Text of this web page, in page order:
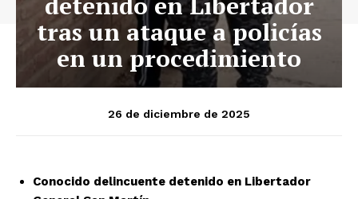
tras un ataque a policías
en un procedimiento
26 de diciembre de 2025
Conocido delincuente detenido en Libertador